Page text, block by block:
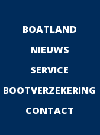
BOATLAND
NIEUWS
SERVICE
BOOTVERZEKERING
CONTACT